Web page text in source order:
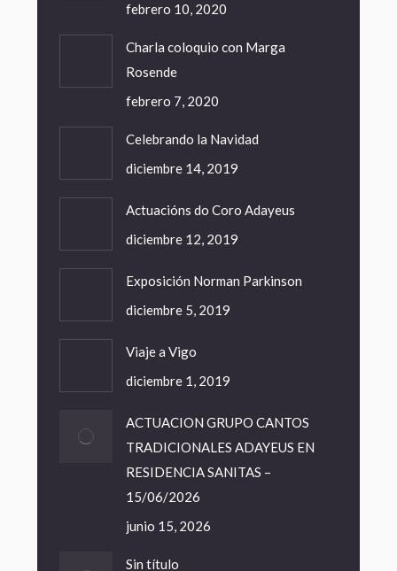
febrero 10, 2020
Charla coloquio con Marga
Rosende
febrero 7, 2020
Celebrando la Navidad
diciembre 14, 2019
Actuacións do Coro Adayeus
diciembre 12, 2019
Exposición Norman Parkinson
diciembre 5, 2019
Viaje a Vigo
diciembre 1, 2019
ACTUACION GRUPO CANTOS
TRADICIONALES ADAYEUS EN
RESIDENCIA SANITAS –
15/06/2026
junio 15, 2026
Sin título